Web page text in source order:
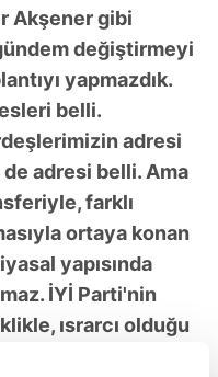
Akşener gibi
değiştirmeyi
yapmazdık.
belli.
adresi
adresi belli. Ama
farklı
ortaya konan
yapısında
İYİ Parti'nin
ısrarcı olduğu